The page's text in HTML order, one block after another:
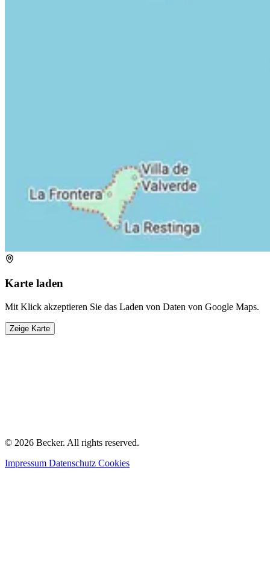
Karte laden
Mit Klick akzeptieren Sie das Laden von Daten von Google Maps.
Zeige Karte
© 2026 Becker. All rights reserved.
Impressum Datenschutz Cookies